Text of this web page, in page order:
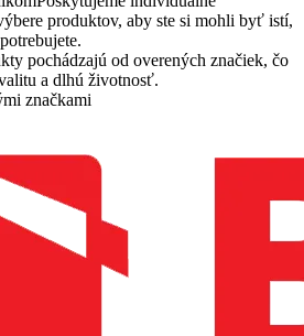
produktov, aby ste si mohli byť istí,
pochádzajú od overených značiek, čo
a dlhú životnosť.
značkami